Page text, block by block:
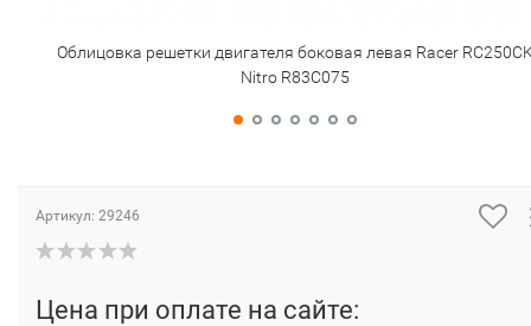
Облицовка решетки двигателя боковая левая Racer
Nitro R83C075
Артикул: 29246
Цена при оплате на сайте: